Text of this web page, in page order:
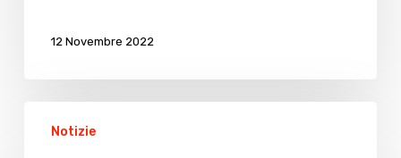
12 Novembre 2022
Notizie